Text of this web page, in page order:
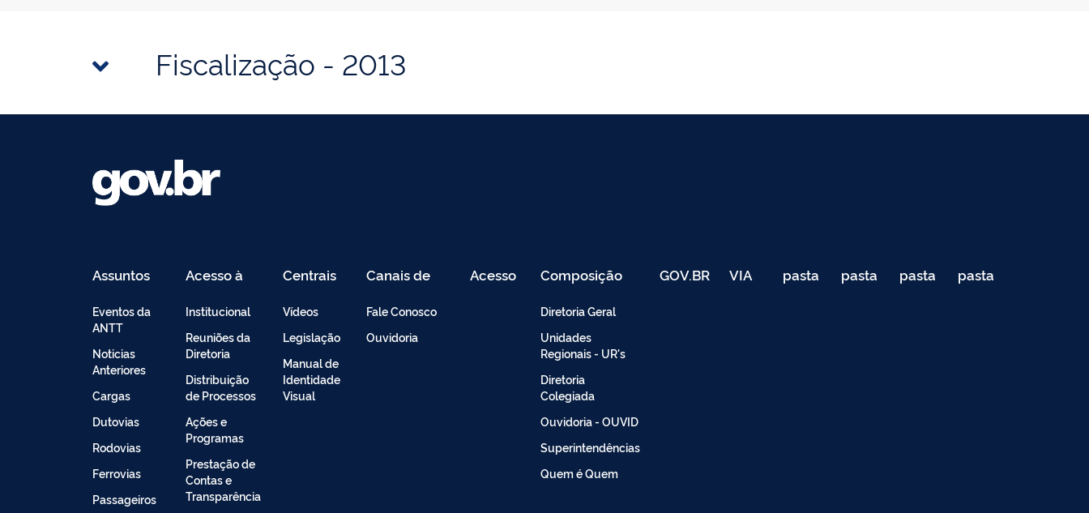
Fiscalização - 2013
Assuntos
Eventos da
ANTT
Noticias
Anteriores
Cargas
Dutovias
Rodovias
Ferrovias
Passageiros
Acesso à
Institucional
Reuniões da
Diretoria
Distribuição
de Processos
Ações e
Programas
Prestação de
Contas e
Transparência
Centrais
Vídeos
Legislação
Manual de
Identidade
Visual
Canais de
Fale Conosco
Ouvidoria
Acesso Composição
Diretoria Geral
Unidades
Regionais - UR's
Diretoria
Colegiada
Ouvidoria - OUVID
Superintendências
Quem é Quem
GOV.BR VIA pasta
de
pasta
de
pasta
de
pasta
de